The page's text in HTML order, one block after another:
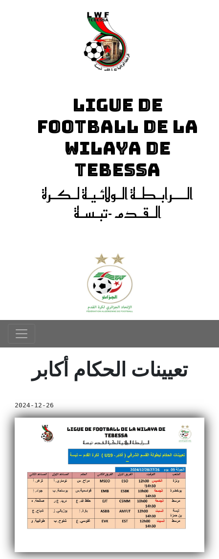
LIGUE DE
FOOTBALL DE LA
WILAYA DE
TEBESSA
الـــرابـطـة الـولائـيـة لـكـرة
الـقـدم -تبـسـة
تعيينات الحكام أكابر
2024-12-26